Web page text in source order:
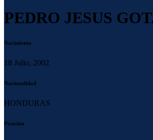
PEDRO JESUS
Nacimiento
18 Julio, 2002
Nacionalidad
HONDURAS
Posición